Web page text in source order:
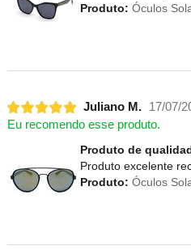
Produto: Óculos
Juliano M.
17/07/
Eu recomendo esse produto.
Produto de
Produto excelente
Produto: Óculos